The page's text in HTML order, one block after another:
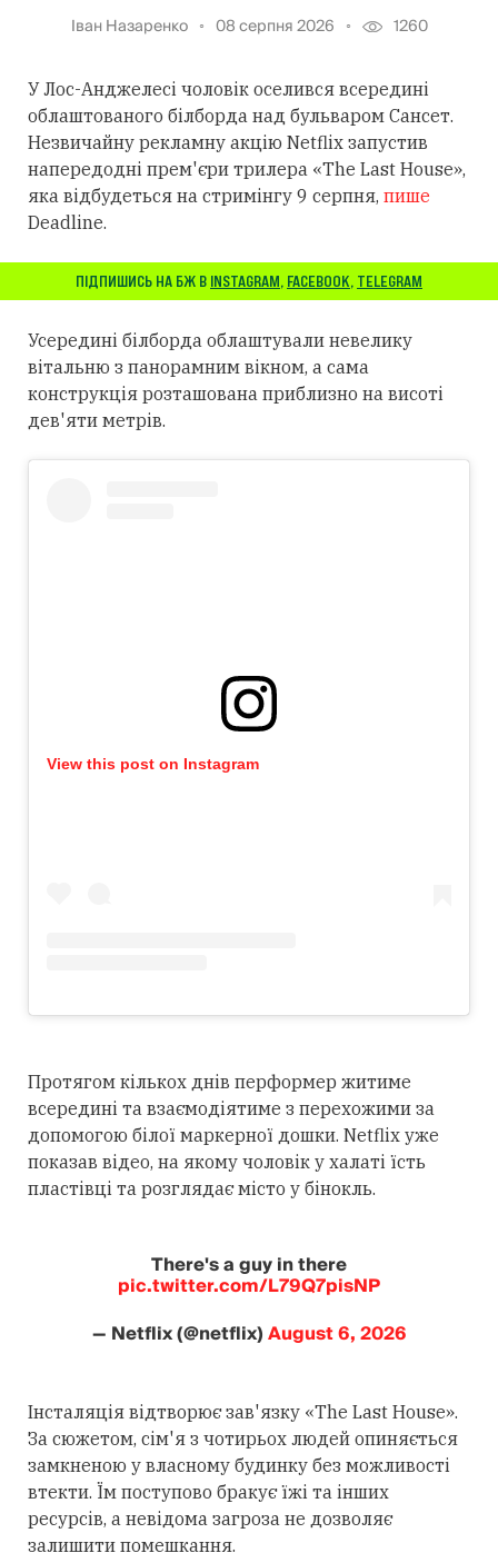
Іван Назаренко 08 серпня 2026 1260
У Лос-Анджелесі чоловік оселився всередині
облаштованого білборда над бульваром Сансет.
Незвичайну рекламну акцію Netflix запустив
напередодні прем'єри трилера «The Last House»,
яка відбудеться на стримінгу 9 серпня, пише
Deadline.
ПІДПИШИСЬ НА БЖ В INSTAGRAM, FACEBOOK, TELEGRAM
Усередині білборда облаштували невелику
вітальню з панорамним вікном, а сама
конструкція розташована приблизно на висоті
дев'яти метрів.
View this post on Instagram
Протягом кількох днів перформер житиме
всередині та взаємодіятиме з перехожими за
допомогою білої маркерної дошки. Netflix уже
показав відео, на якому чоловік у халаті їсть
пластівці та розглядає місто у бінокль.
There's a guy in there
pic.twitter.com/L79Q7pisNP
— Netflix (@netflix)August 6, 2026
Інсталяція відтворює зав'язку «The Last House».
За сюжетом, сім'я з чотирьох людей опиняється
замкненою у власному будинку без можливості
втекти. Їм поступово бракує їжі та інших
ресурсів, а невідома загроза не дозволяє
залишити помешкання.